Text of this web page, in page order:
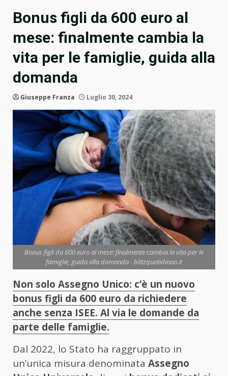
Bonus figli da 600 euro al
mese: finalmente cambia la
vita per le famiglie, guida alla
domanda
Giuseppe Franza Luglio 30, 2024
Bonus figli da 600 euro al mese: finalmente cambia la vita per le
famiglie, guida alla domanda - blitzquotidinao.it
Non solo Assegno Unico: c’è un nuovo
bonus figli da 600 euro da richiedere
anche senza ISEE. Al via le domande da
parte delle famiglie.
Dal 2022, lo Stato ha raggruppato in
un’unica misura denominata Assegno